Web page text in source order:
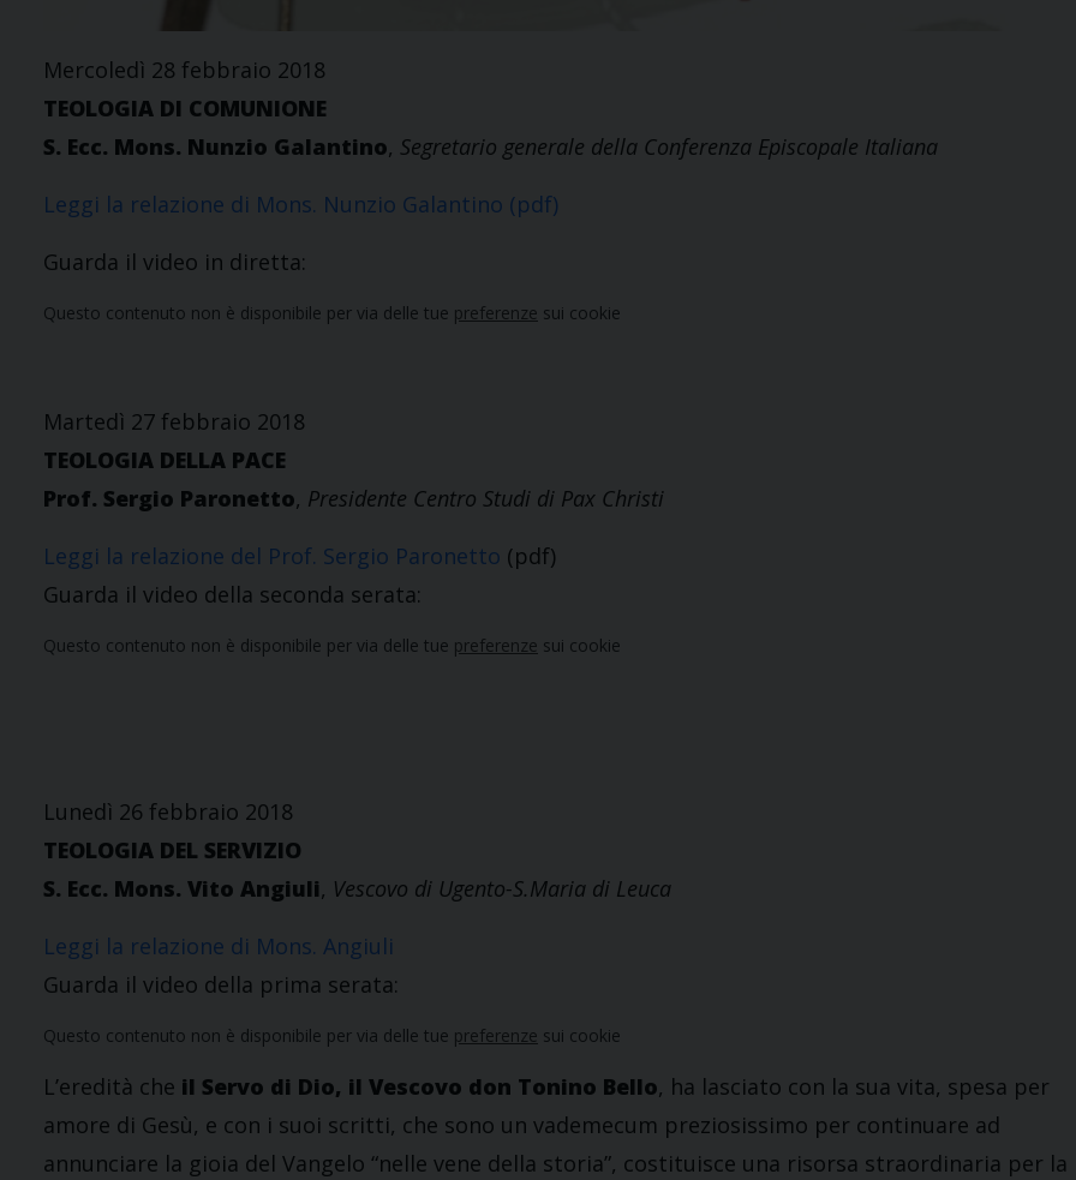
Mercoledì 28 febbraio 2018
TEOLOGIA DI COMUNIONE
S. Ecc. Mons. Nunzio Galantino, Segretario generale della Conferenza Episcopale Italiana
Leggi la relazione di Mons. Nunzio Galantino (pdf)
Guarda il video in diretta:
Questo contenuto non è disponibile per via delle tue preferenze sui cookie
Martedì 27 febbraio 2018
TEOLOGIA DELLA PACE
Prof. Sergio Paronetto, Presidente Centro Studi di Pax Christi
Leggi la relazione del Prof. Sergio Paronetto (pdf)
Guarda il video della seconda serata:
Questo contenuto non è disponibile per via delle tue preferenze sui cookie
Lunedì 26 febbraio 2018
TEOLOGIA DEL SERVIZIO
S. Ecc. Mons. Vito Angiuli, Vescovo di Ugento-S.Maria di Leuca
Leggi la relazione di Mons. Angiuli
Guarda il video della prima serata:
Questo contenuto non è disponibile per via delle tue preferenze sui cookie
L’eredità che il Servo di Dio, il Vescovo don Tonino Bello, ha lasciato con la sua vita, spesa per
amore di Gesù, e con i suoi scritti, che sono un vademecum preziosissimo per continuare ad
annunciare la gioia del Vangelo “nelle vene della storia”, costituisce una risorsa straordinaria per la